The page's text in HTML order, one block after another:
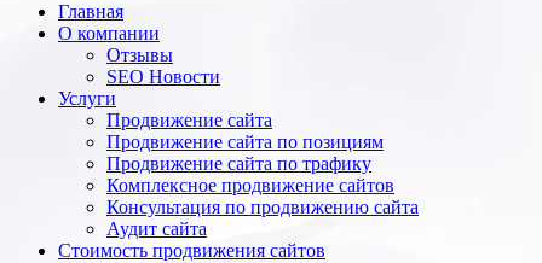
Главная
О компании
Отзывы
SEO Новости
Услуги
Продвижение сайта
Продвижение сайта по позициям
Продвижение сайта по трафику
Комплексное продвижение сайтов
Консультация по продвижению сайта
Аудит сайта
Стоимость продвижения сайтов